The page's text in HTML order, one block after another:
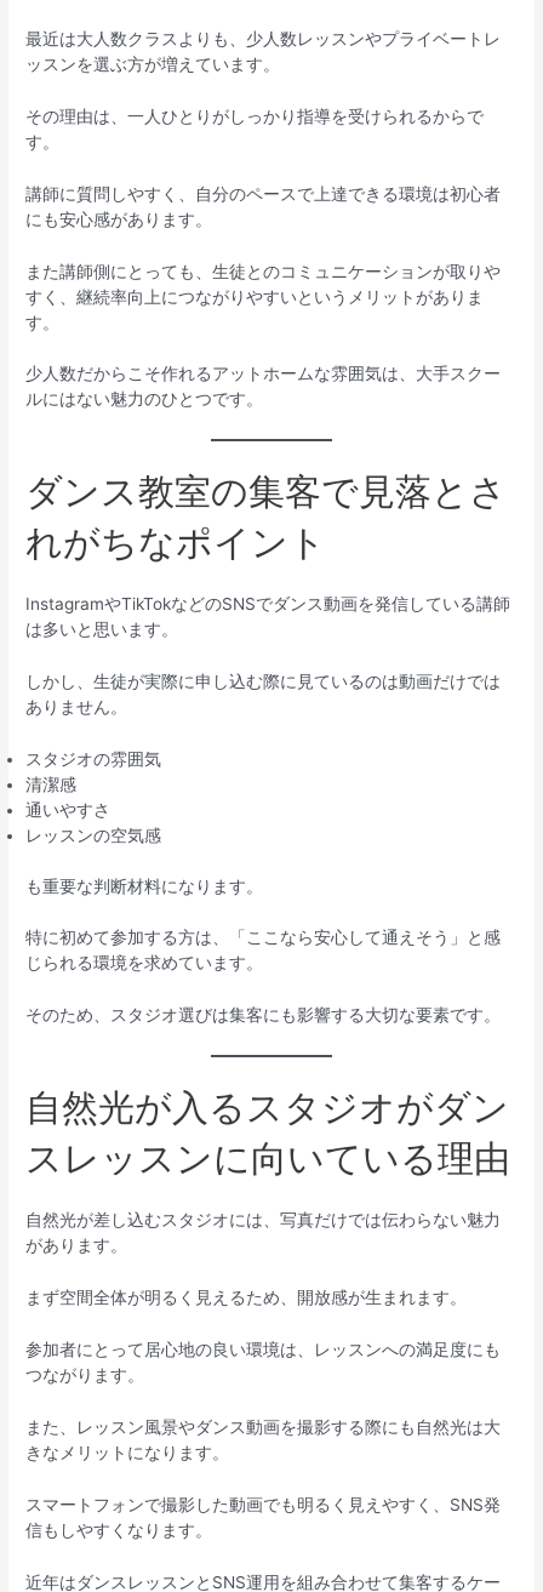
最近は大人数クラスよりも、少人数レッスンやプライベートレ
ッスンを選ぶ方が増えています。
その理由は、一人ひとりがしっかり指導を受けられるからで
す。
講師に質問しやすく、自分のペースで上達できる環境は初心者
にも安心感があります。
また講師側にとっても、生徒とのコミュニケーションが取りや
すく、継続率向上につながりやすいというメリットがありま
す。
少人数だからこそ作れるアットホームな雰囲気は、大手スクー
ルにはない魅力のひとつです。
ダンス教室の集客で見落とさ
れがちなポイント
InstagramやTikTokなどのSNSでダンス動画を発信している講師
は多いと思います。
しかし、生徒が実際に申し込む際に見ているのは動画だけでは
ありません。
スタジオの雰囲気
清潔感
通いやすさ
レッスンの空気感
も重要な判断材料になります。
特に初めて参加する方は、「ここなら安心して通えそう」と感
じられる環境を求めています。
そのため、スタジオ選びは集客にも影響する大切な要素です。
自然光が入るスタジオがダン
スレッスンに向いている理由
自然光が差し込むスタジオには、写真だけでは伝わらない魅力
があります。
まず空間全体が明るく見えるため、開放感が生まれます。
参加者にとって居心地の良い環境は、レッスンへの満足度にも
つながります。
また、レッスン風景やダンス動画を撮影する際にも自然光は大
きなメリットになります。
スマートフォンで撮影した動画でも明るく見えやすく、SNS発
信もしやすくなります。
近年はダンスレッスンとSNS運用を組み合わせて集客するケー